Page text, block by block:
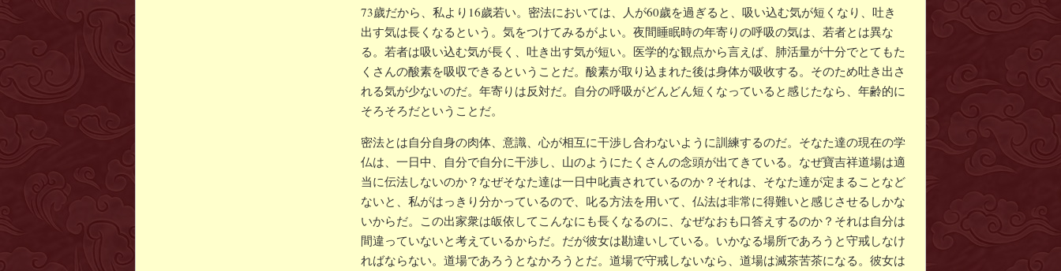
73歲だから、私より16歲若い。密法においては、人が60歲を過ぎると、吸い込む気が短くなり、吐き
出す気は長くなるという。気をつけてみるがよい。夜間睡眠時の年寄りの呼吸の気は、若者とは異な
る。若者は吸い込む気が長く、吐き出す気が短い。医学的な観点から言えば、肺活量が十分でとてもた
くさんの酸素を吸収できるということだ。酸素が取り込まれた後は身体が吸收する。そのため吐き出さ
れる気が少ないのだ。年寄りは反対だ。自分の呼吸がどんどん短くなっていると感じたなら、年齢的に
そろそろだということだ。
密法とは自分自身の肉体、意識、心が相互に干渉し合わないように訓練するのだ。そなた達の現在の学
仏は、一日中、自分で自分に干渉し、山のようにたくさんの念頭が出てきている。なぜ寶吉祥道場は適
当に伝法しないのか？なぜそなた達は一日中叱責されているのか？それは、そなた達が定まることなど
ないと、私がはっきり分かっているので、叱る方法を用いて、仏法は非常に得難いと感じさせるしかな
いからだ。この出家衆は皈依してこんなにも長くなるのに、なぜなおも口答えするのか？それは自分は
間違っていないと考えているからだ。だが彼女は勘違いしている。いかなる場所であろうと守戒しなけ
ればならない。道場であろうとなかろうとだ。道場で守戒しないなら、道場は滅茶苦茶になる。彼女は